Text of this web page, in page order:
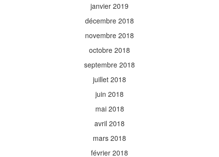
janvier 2019
décembre 2018
novembre 2018
octobre 2018
septembre 2018
juillet 2018
juin 2018
mai 2018
avril 2018
mars 2018
février 2018